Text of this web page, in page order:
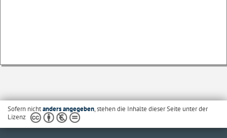
Sofern nichtanders angegeben, stehen die Inhalte dieser Seite unter der
Lizenz